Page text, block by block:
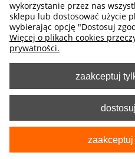
Sklepy
ul. Składowa 26,
ul. Żywiecka 91,
MOŻLIWE FORMY
pokaż pełną
wykorzystanie przez nas
sklepu lub dostosować użycie
wybierając opcję "Dostosuj
Więcej o plikach cookies
prywatności.
zaakceptuj